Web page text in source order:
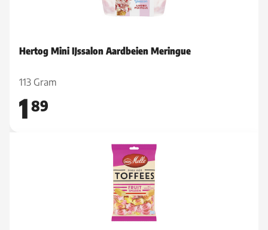
Hertog Mini IJssalon Aardbeien Meringue
113 Gram
1 89